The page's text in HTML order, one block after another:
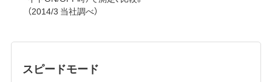
（2014/3 当社調べ）
スピードモード